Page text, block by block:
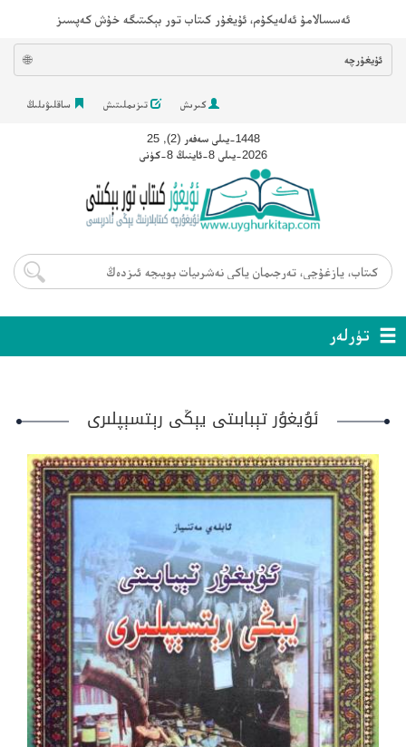
ئەسسالامۇ ئەلەيكۇم، ئۇيغۇر كىتاب تور بېكىتىگە خۇش كەپسىز
ئۇيغۇرچە 🌐
كىرىش تىزىملىتىش ساقلىۋىلىڭ
1448-يىلى سەفەر (2), 25
2026-يىلى 8-ئاينىڭ 8-كۈنى
تۈرلەر
ئۇيغۇر تېبابىتى يېڭى رېتسېپلىرى